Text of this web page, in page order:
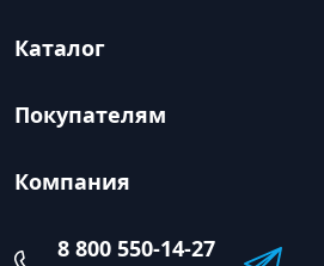
Каталог
Покупателям
Компания
8 800 550-14-27